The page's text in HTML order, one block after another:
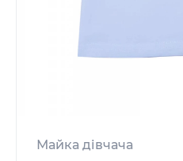
Майка дівчача